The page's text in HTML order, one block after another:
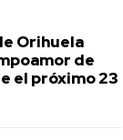
Orihuela
de
el próximo 23